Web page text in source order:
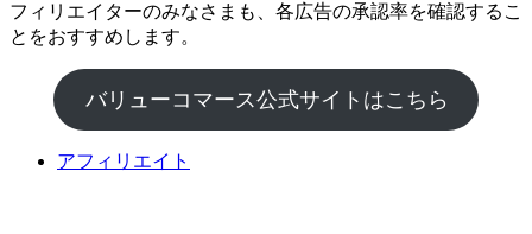
フィリエイターのみなさまも、各広告の承認率を確認するこ
とをおすすめします。
バリューコマース公式サイトはこちら
アフィリエイト